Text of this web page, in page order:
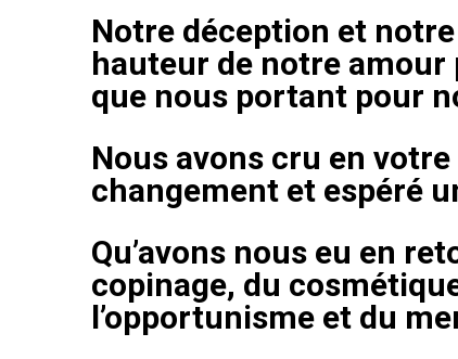
Notre déception et
hauteur de notre amour
que nous portant pour
Nous avons cru en
changement et espéré
Qu’avons nous eu en
copinage, du
l’opportunisme et du